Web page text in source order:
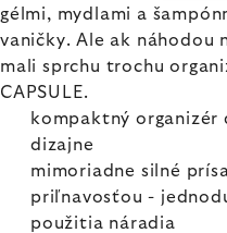
gélmi, mydlami a
vaničky. Ale ak náhodou
mali sprchu trochu
CAPSULE.
kompaktný organizér
dizajne
mimoriadne silné
priľnavosťou -
použitia náradia